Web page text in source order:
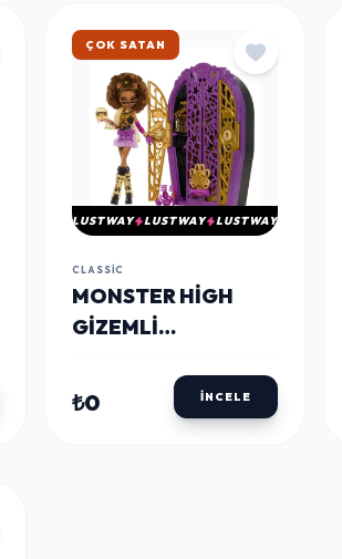
ÇOK SATAN
LUSTWAY LUSTWAY LUSTWAY
CLASSIC
MONSTER HIGH
GIZEMLI
SETI S6
₺0 İNCELE